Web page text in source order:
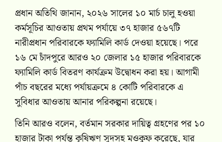
প্রধান অতিথি জানান, ২০২৬ সালের ১০ মার্চ চালু হওয়া
কর্মসূচির আওতায় প্রথম পর্যায়ে ৩৭ হাজার ৫৬৭টি
নারীপ্রধান পরিবারকে ফ্যামিলি কার্ড দেওয়া হয়েছে। পরে
১৬ মে চাঁদপুরে আরও ২০ জেলার ১৫ হাজার পরিবারকে
ফ্যামিলি কার্ড বিতরণ কার্যক্রম উদ্বোধন করা হয়। আগামী
পাঁচ বছরের মধ্যে পর্যায়ক্রমে ৪ কোটি পরিবারকে এ
সুবিধার আওতায় আনার পরিকল্পনা রয়েছে।
তিনি আরও বলেন, বর্তমান সরকার দায়িত্ব গ্রহণের পর ১০
হাজার টাকা পর্যন্ত কৃষিঋণ সুদসহ মওকুফ করেছে, যার